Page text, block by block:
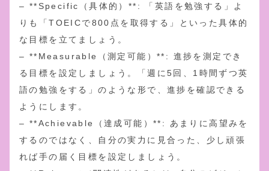
– **Specific（具体的）**: 「英語を勉強する」よ
りも「TOEICで800点を取得する」といった具体的
な目標を立てましょう。
– **Measurable（測定可能）**: 進捗を測定でき
る目標を設定しましょう。「週に5回、1時間ずつ英
語の勉強をする」のような形で、進捗を確認できる
ようにします。
– **Achievable（達成可能）**: あまりに高望みを
するのではなく、自分の実力に見合った、少し頑張
れば手の届く目標を設定しましょう。